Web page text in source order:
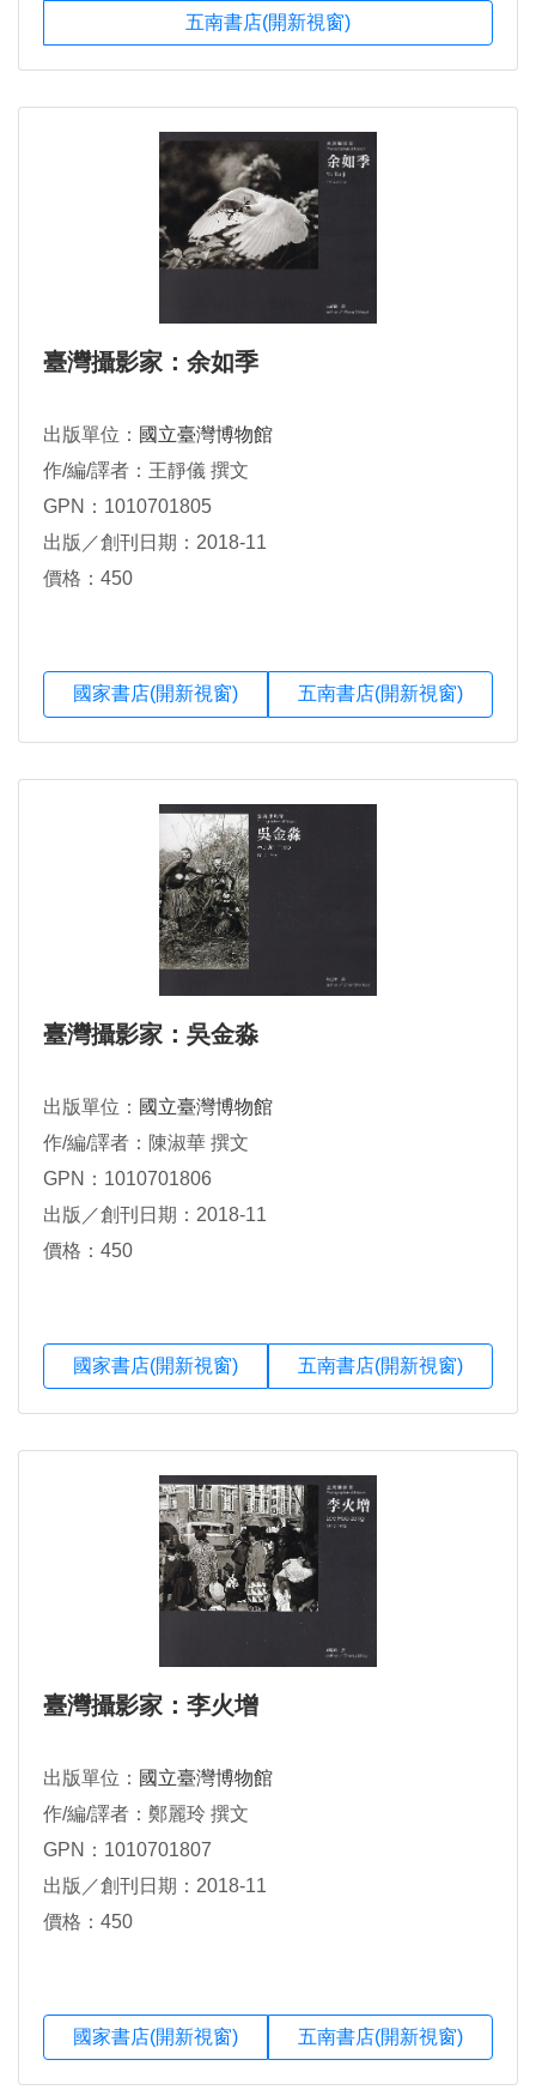
五南書店(開新視窗)
臺灣攝影家：余如季
出版單位： 國立臺灣博物館
作/編/譯者：王靜儀 撰文
GPN：1010701805
出版／創刊日期：2018-11
價格：450
國家書店(開新視窗) 五南書店(開新視窗)
臺灣攝影家：吳金淼
出版單位： 國立臺灣博物館
作/編/譯者：陳淑華 撰文
GPN：1010701806
出版／創刊日期：2018-11
價格：450
國家書店(開新視窗) 五南書店(開新視窗)
臺灣攝影家：李火增
出版單位： 國立臺灣博物館
作/編/譯者：鄭麗玲 撰文
GPN：1010701807
出版／創刊日期：2018-11
價格：450
國家書店(開新視窗) 五南書店(開新視窗)